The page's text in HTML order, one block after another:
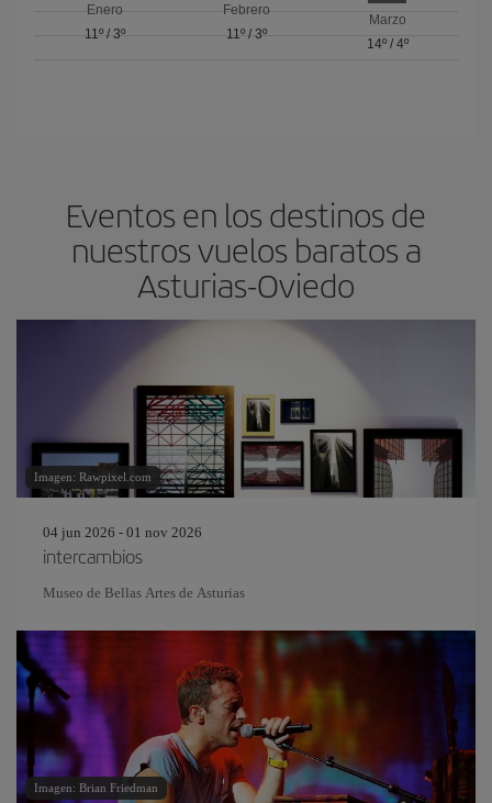
Enero
11º/ 3º
Febrero
11º/ 3º
Marzo
14º/ 4º
Eventos en los destinos de
nuestros vuelos baratos a
Asturias-Oviedo
Imagen: Rawpixel.com
04 jun 2026 - 01 nov 2026
intercambios
Museo de Bellas Artes de Asturias
Imagen: Brian Friedman